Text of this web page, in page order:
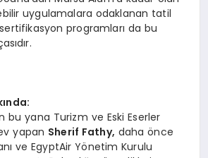
uygulamalara odaklanan tatil
programları da bu
bu yana Turizm ve Eski Eserler
yapan Sherif Fathy, daha önce
ve EgyptAir Yönetim Kurulu